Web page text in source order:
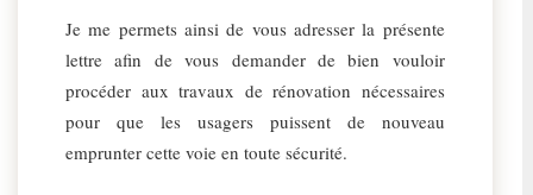
Je me permets ainsi de vous adresser la présente
lettre afin de vous demander de bien vouloir
procéder aux travaux de rénovation nécessaires
pour que les usagers puissent de nouveau
emprunter cette voie en toute sécurité.